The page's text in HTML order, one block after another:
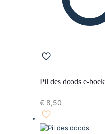
Pil des doods e-boek
€ 8,50